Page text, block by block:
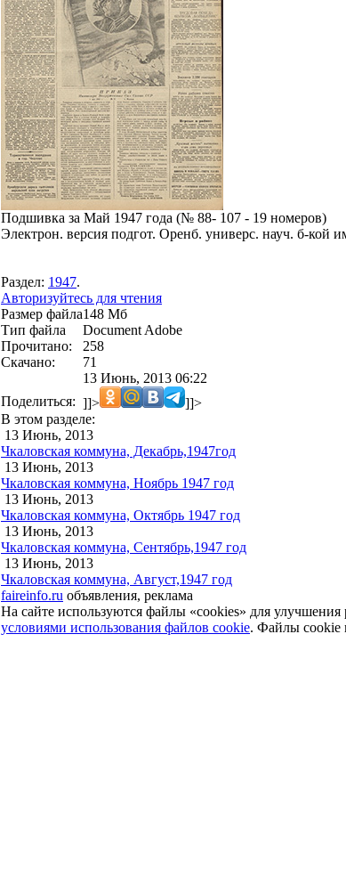
Подшивка за Май 1947 года (№ 88- 107 - 19 номеров)
Электрон. версия подгот. Оренб. универс. науч. б-кой
Раздел: 1947.
Авторизуйтесь для чтения
Размер файла148 Мб
Тип файла
Document Adobe
Прочитано:
258
Скачано:
71
13 Июнь, 2013 06:22
Поделиться: ]]>
]]>
В этом разделе:
13 Июнь, 2013
Чкаловская коммуна, Декабрь,1947год
13 Июнь, 2013
Чкаловская коммуна, Ноябрь 1947 год
13 Июнь, 2013
Чкаловская коммуна, Октябрь 1947 год
13 Июнь, 2013
Чкаловская коммуна, Сентябрь,1947 год
13 Июнь, 2013
Чкаловская коммуна, Август,1947 год
faireinfo.ru объявления, реклама
На сайте используются файлы «cookies» для
условиями использования файлов cookie. Файлы cookie